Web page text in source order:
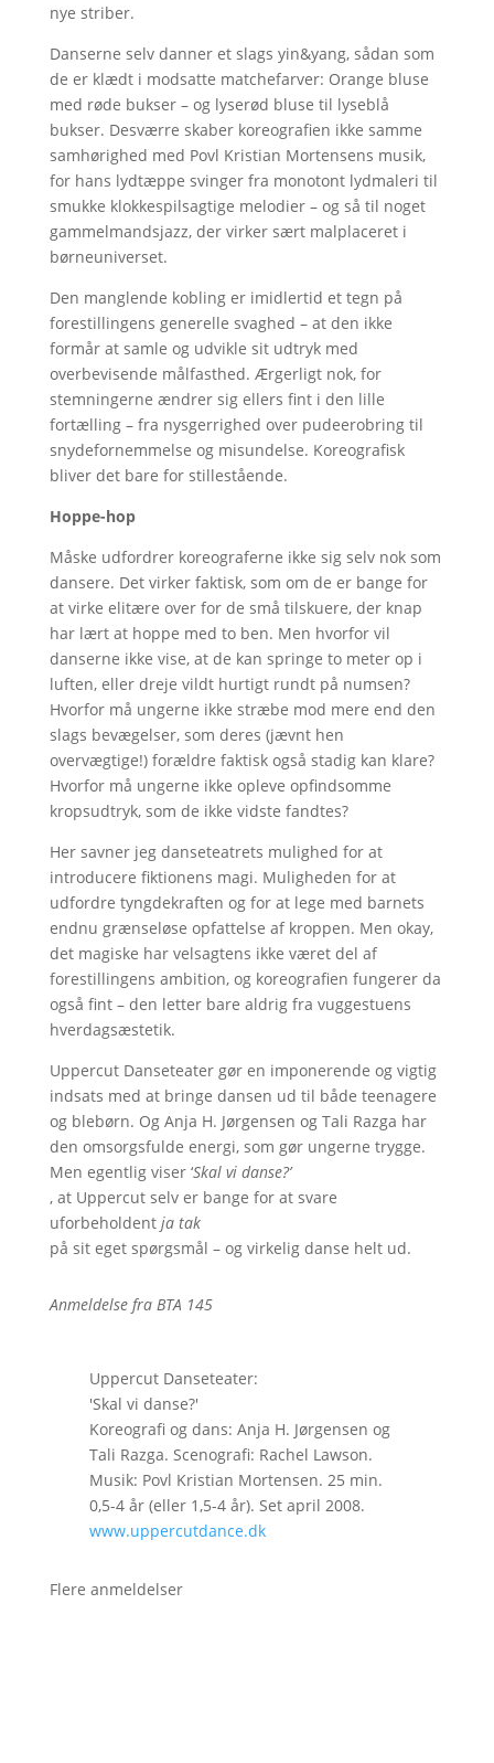
nye striber.
Danserne selv danner et slags yin&yang, sådan som
de er klædt i modsatte matchefarver: Orange bluse
med røde bukser – og lyserød bluse til lyseblå
bukser. Desværre skaber koreografien ikke samme
samhørighed med Povl Kristian Mortensens musik,
for hans lydtæppe svinger fra monotont lydmaleri til
smukke klokkespilsagtige melodier – og så til noget
gammelmandsjazz, der virker sært malplaceret i
børneuniverset.
Den manglende kobling er imidlertid et tegn på
forestillingens generelle svaghed – at den ikke
formår at samle og udvikle sit udtryk med
overbevisende målfasthed. Ærgerligt nok, for
stemningerne ændrer sig ellers fint i den lille
fortælling – fra nysgerrighed over pudeerobring til
snydefornemmelse og misundelse. Koreografisk
bliver det bare for stillestående.
Hoppe-hop
Måske udfordrer koreograferne ikke sig selv nok som
dansere. Det virker faktisk, som om de er bange for
at virke elitære over for de små tilskuere, der knap
har lært at hoppe med to ben. Men hvorfor vil
danserne ikke vise, at de kan springe to meter op i
luften, eller dreje vildt hurtigt rundt på numsen?
Hvorfor må ungerne ikke stræbe mod mere end den
slags bevægelser, som deres (jævnt hen
overvægtige!) forældre faktisk også stadig kan klare?
Hvorfor må ungerne ikke opleve opfindsomme
kropsudtryk, som de ikke vidste fandtes?
Her savner jeg danseteatrets mulighed for at
introducere fiktionens magi. Muligheden for at
udfordre tyngdekraften og for at lege med barnets
endnu grænseløse opfattelse af kroppen. Men okay,
det magiske har velsagtens ikke været del af
forestillingens ambition, og koreografien fungerer da
også fint – den letter bare aldrig fra vuggestuens
hverdagsæstetik.
Uppercut Danseteater gør en imponerende og vigtig
indsats med at bringe dansen ud til både teenagere
og blebørn. Og Anja H. Jørgensen og Tali Razga har
den omsorgsfulde energi, som gør ungerne trygge.
Men egentlig viser ‘Skal vi danse?’
, at Uppercut selv er bange for at svare
uforbeholdent ja tak
på sit eget spørgsmål – og virkelig danse helt ud.
Anmeldelse fra BTA 145
Uppercut Danseteater:
'Skal vi danse?'
Koreografi og dans: Anja H. Jørgensen og
Tali Razga. Scenografi: Rachel Lawson.
Musik: Povl Kristian Mortensen. 25 min.
0,5-4 år (eller 1,5-4 år). Set april 2008.
www.uppercutdance.dk
Flere anmeldelser